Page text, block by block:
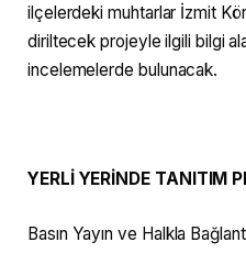
ilçelerdeki muhtarlar İzmit
diriltecek projeyle ilgili bilgi
incelemelerde bulunacak.
YERLİ YERİNDE TANITIM
Basın Yayın ve Halkla